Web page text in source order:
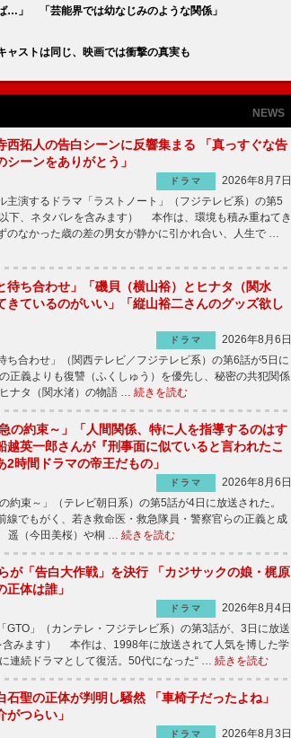
…」 「芸能界では幼なじみのような関係」
ストは同じ、映画では衝撃の真実も
NEWS
西拓人の告白シーンに反響集まる 「真っすぐな告
ーンをありがとう」
ドラマ
2026年8月7日
演するドラマ「ラストノート」（フジテレビ系）の第5
下、ネタバレを含みます） 本作は、環境も積み重ねてき
のなかった歳の差の男女が静かに引かれ合い、人生で …
待ち合わせ」「磯貝（横山裕）とヒナタ（関水
きているのがいい」「縦山裕二さんのグッズ欲し
ドラマ
2026年8月6日
合わせ」（関西テレビ／フジテレビ系）の第6話が5日に
義よりも復讐（ふくしゅう）を優先し、秘密の共犯関係
ナタ（関水渚）の物語 … 続きを読む
の約束～」「人間関係、特に人を指導するのはす
越英一郎さんが『刑事面に似ていると言われたこ
時間ドラマの帝王だもの」
ドラマ
2026年8月6日
束～」（テレビ朝日系）の第5話が4日に放送された。
でもがく、若き救命医・救急隊員・警察官らの正義と成
遥（今田美桜）や桐 … 続きを読む
が「告白大作戦」を決行 「カジサックの娘・梶原
体は誰」
ドラマ
2026年8月4日
」（カンテレ・フジテレビ系）の第3話が、3日に放送
含みます） 本作は、1998年に放送されて人気を博した学
連続ドラマとして復活。50代になった“ … 続きを読む
石聖の正体が判明し騒然 「車椅子だったよね」
がつらい」
ドラマ 2026年8月3日